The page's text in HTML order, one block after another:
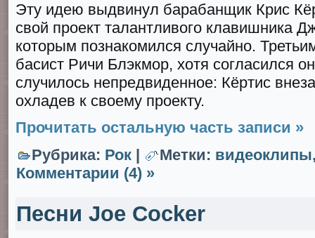
Эту идею выдвинул барабанщик Крис
свой проект талантливого клавишника
которым познакомился случайно.
басист Ричи Блэкмор, хотя согласился
случилось непредвиденное: Кёртис
охладев к своему проекту.
Прочитать остальную часть записи »
Рубрика: Рок | Метки: видеоклипы
Комментарии (4) »
Песни Joe Cocker